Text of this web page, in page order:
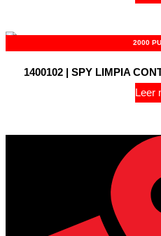
2000
1400102 | SPY LIMPIA
Leer